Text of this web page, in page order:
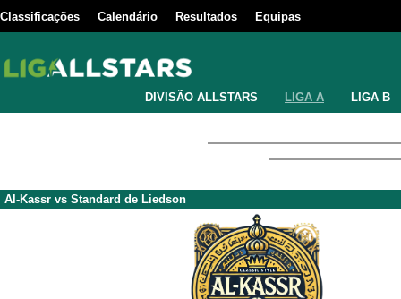
Classificações Calendário Resultados Equipas
DIVISÃO ALLSTARS LIGA A LIGA B
Al-Kassr vs Standard de Liedson